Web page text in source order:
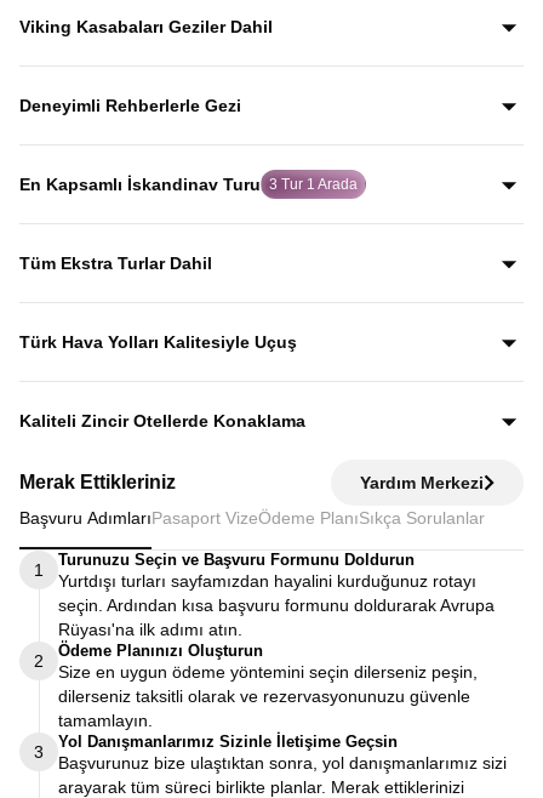
cruise gemisinde, 2 kişilik kamaralarda konaklayarak
Viking Kasabaları Geziler Dahil
İskandinav tarihine yön veren Viking kültürünü yansıtan
kasabaları, rehber anlatımlarıyla keşfederek bölgenin
Deneyimli Rehberlerle Gezi
Yıllardır bu tur rotasını birebir uygulayan ve deneyimleyen
rehberler eşliğinde gezerek; şehirleri sadece görmekle
kalmaz, anlatımlarla şehirleri dolu dolu keşfedersiniz.
En Kapsamlı İskandinav Turu 3 Tur 1 Arada
Baltık Ülkeleri, Norveç Fiyortları ve İskandinav
başkentlerini tek programda birleştiren, 3 turu bir arada
Tüm Ekstra Turlar Dahil
Yola çıktığınızda sürpriz ödemelerle karşılaşmazsınız.
Ekstra tur ücreti alınmaz; programda yer alan tüm geziler
Türk Hava Yolları Kalitesiyle Uçuş
Dünyanın en iyi havayollarından biri olan Türk Hava
Yolları’nın konforu ve hizmet kalitesiyle seyahat edersiniz.
Kaliteli Zincir Otellerde Konaklama
kalınırken, Avrupa Rüyası’nda merkeze yakın kaliteli zincir
otellerde konaklayarak zamanınızı verimli kullanırsınız.
Merak Ettikleriniz
Yardım Merkezi
Başvuru AdımlarıPasaport VizeÖdeme Planı Sıkça Sorulanlar
1
Turunuzu Seçin ve Başvuru Formunu Doldurun
Yurtdışı turları sayfamızdan hayalini kurduğunuz rotayı
seçin. Ardından kısa başvuru formunu doldurarak Avrupa
Rüyası'na ilk adımı atın.
2
Ödeme Planınızı Oluşturun
Size en uygun ödeme yöntemini seçin dilerseniz peşin,
dilerseniz taksitli olarak ve rezervasyonunuzu güvenle
tamamlayın.
3
Yol Danışmanlarımız Sizinle İletişime Geçsin
Başvurunuz bize ulaştıktan sonra, yol danışmanlarımız sizi
arayarak tüm süreci birlikte planlar. Merak ettiklerinizi